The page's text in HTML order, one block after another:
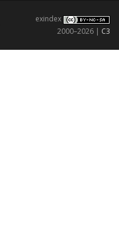
exindex
2000–2026 | C3